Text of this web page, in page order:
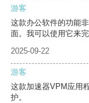
游客
这款办公软件的功能
面。我可以使用它来
2025-09-22
游客
这款加速器VPM应用
护。